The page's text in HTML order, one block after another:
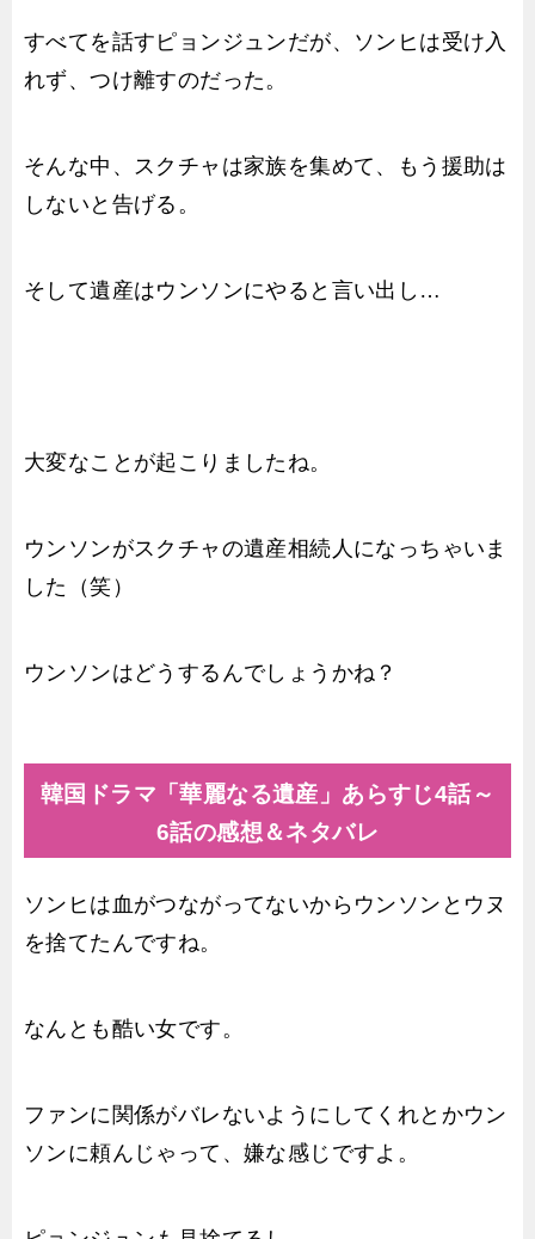
すべてを話すピョンジュンだが、ソンヒは受け入
れず、つけ離すのだった。
そんな中、スクチャは家族を集めて、もう援助は
しないと告げる。
そして遺産はウンソンにやると言い出し…
大変なことが起こりましたね。
ウンソンがスクチャの遺産相続人になっちゃいま
した（笑）
ウンソンはどうするんでしょうかね？
韓国ドラマ「華麗なる遺産」あらすじ4話～
6話の感想＆ネタバレ
ソンヒは血がつながってないからウンソンとウヌ
を捨てたんですね。
なんとも酷い女です。
ファンに関係がバレないようにしてくれとかウン
ソンに頼んじゃって、嫌な感じですよ。